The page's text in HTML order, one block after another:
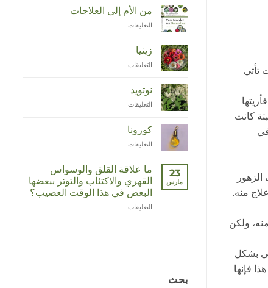
تأتي
كانت
منه.
ولكن
بشكل
فإنها
من الأم إلى العلاجات
التعليقاتعلى
Remedies
زينيا
التعليقاتعلى
نوتويد
التعليقاتعلى
مغلقةكورونا
التعليقاتعلى
مغلقة
23
مارس
ما علاقة القلق والوسواس
القهري والاكتئاب والتوتر ببعضها
البعض في هذا الوقت العصيب؟
التعليقاتعلى
بحث